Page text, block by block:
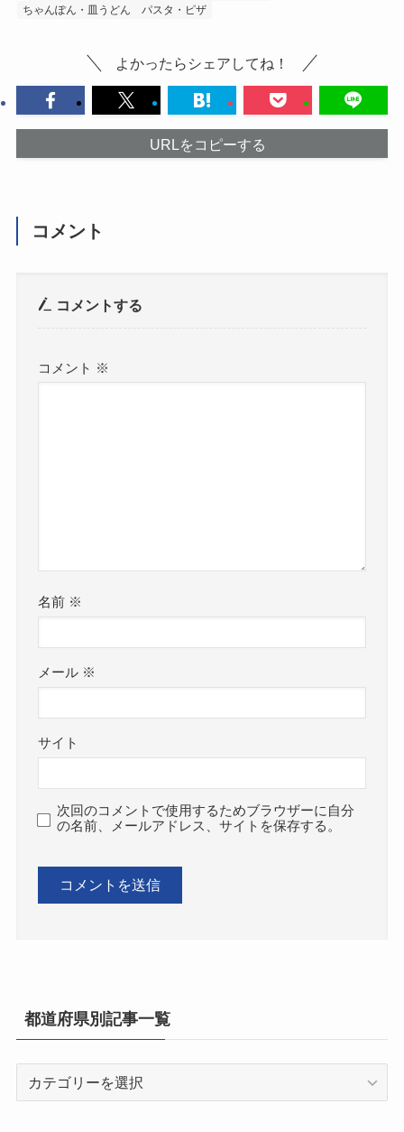
ちゃんぽん・皿うどん
パスタ・ピザ
よかったらシェアしてね！
URLをコピーする
コメント
コメントする
コメント ※
名前 ※
メール ※
サイト
次回のコメントで使用するためブラウザーに自分
の名前、メールアドレス、サイトを保存する。
都道府県別記事一覧